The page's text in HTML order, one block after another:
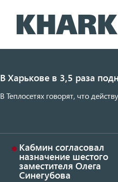
В Харькове в 3,5 раза
В Теплосетях говорят, что
Кабмин согласовал
назначение шестого
заместителя Олега
Синегубова